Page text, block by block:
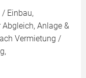
Einbau,
Anlage &
Vermietung /